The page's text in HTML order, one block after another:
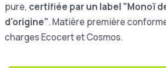
pure, certifiée par un label "Monoï
d'origine". Matière première
charges Ecocert et Cosmos.